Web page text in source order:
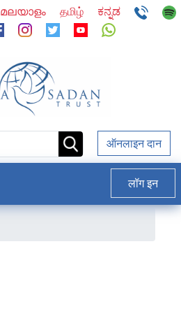
മലയാളം தமிழ் ಕನ್ನಡ
ऑनलाइन दान
लॉग इन